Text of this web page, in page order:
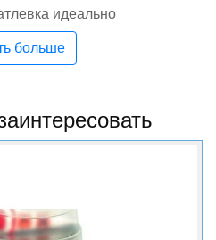
идеально
ровное нанесение. В
она требует
шпатлевкой, может быть
больше